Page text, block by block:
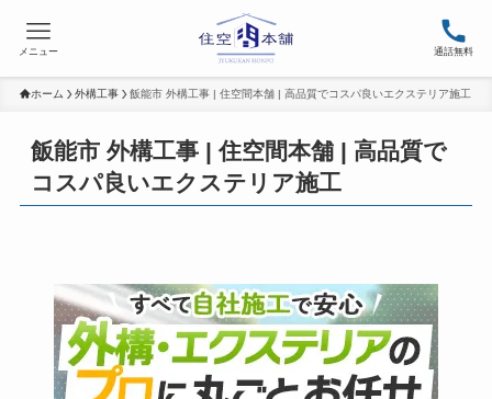
通話無料
メニュー
ホーム 外構工事 飯能市 外構工事 | 住空間本舗 | 高品質でコスパ良いエクステリア施工
飯能市 外構工事 | 住空間本舗 | 高品質で
コスパ良いエクステリア施工